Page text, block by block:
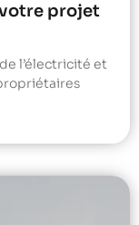
projet
l’électricité et